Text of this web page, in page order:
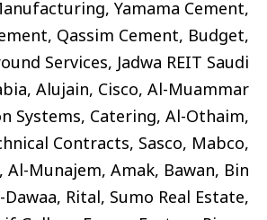
Yamama Cement,
Qassim Cement, Budget,
Services, Jadwa REIT Saudi
Alujain, Cisco, Al-Muammar
Systems, Catering, Al-Othaim,
Contracts, Sasco, Mabco,
Al-Munajem, Amak, Bawan, Bin
Rital, Sumo Real Estate,